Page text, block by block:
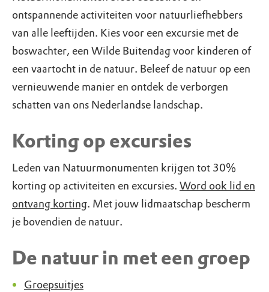
ontspannende activiteiten voor natuurliefhebbers
van alle leeftijden. Kies voor een excursie met de
boswachter, een Wilde Buitendag voor kinderen of
een vaartocht in de natuur. Beleef de natuur op een
vernieuwende manier en ontdek de verborgen
schatten van ons Nederlandse landschap.
Korting op excursies
Leden van Natuurmonumenten krijgen tot 30%
korting op activiteiten en excursies. Word ook lid en
ontvang korting. Met jouw lidmaatschap bescherm
je bovendien de natuur.
De natuur in met een groep
Groepsuitjes